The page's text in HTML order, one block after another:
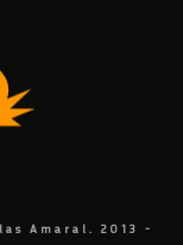
Amaral. 2013 -